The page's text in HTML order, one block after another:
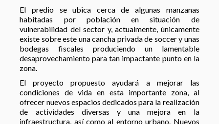
El predio se ubica cerca de algunas manzanas
habitadas por población en situación de
vulnerabilidad del sector y, actualmente, únicamente
existe sobre este una cancha privada de soccer y unas
bodegas fiscales produciendo un lamentable
desaprovechamiento para tan impactante punto en la
zona.
El proyecto propuesto ayudará a mejorar las
condiciones de vida en esta importante zona, al
ofrecer nuevos espacios dedicados para la realización
de actividades diversas y una mejora en la
infraestructura, así como al entorno urbano. Nuevos